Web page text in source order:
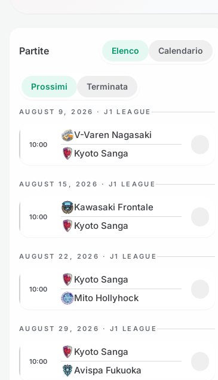
Partite Elenco Calendario
Prossimi Terminata
AUGUST 9, 2026 · J1 LEAGUE
V-Varen Nagasaki vs Kyoto Sanga
10:00
V-Varen Nagasaki
Kyoto Sanga
AUGUST 15, 2026 · J1 LEAGUE
Kawasaki Frontale vs Kyoto Sanga
10:00
Kawasaki Frontale
Kyoto Sanga
AUGUST 22, 2026 · J1 LEAGUE
Kyoto Sanga vs Mito Hollyhock
10:00
Kyoto Sanga
Mito Hollyhock
AUGUST 29, 2026 · J1 LEAGUE
Kyoto Sanga vs Avispa Fukuoka
10:00
Kyoto Sanga
Avispa Fukuoka